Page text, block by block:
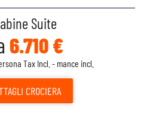
Suite
6.710 €
Tax Incl. - mance incl.
CROCIERA